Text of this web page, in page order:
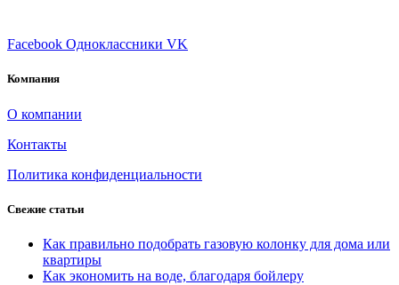
Facebook Одноклассники VK
Компания
О компании
Контакты
Политика конфиденциальности
Свежие статьи
Как правильно подобрать газовую колонку для дома или
квартиры
Как экономить на воде, благодаря бойлеру